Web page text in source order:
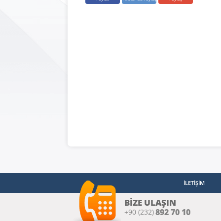
İLETİŞİM
BİZE ULAŞIN
+90 (232)892 70 10